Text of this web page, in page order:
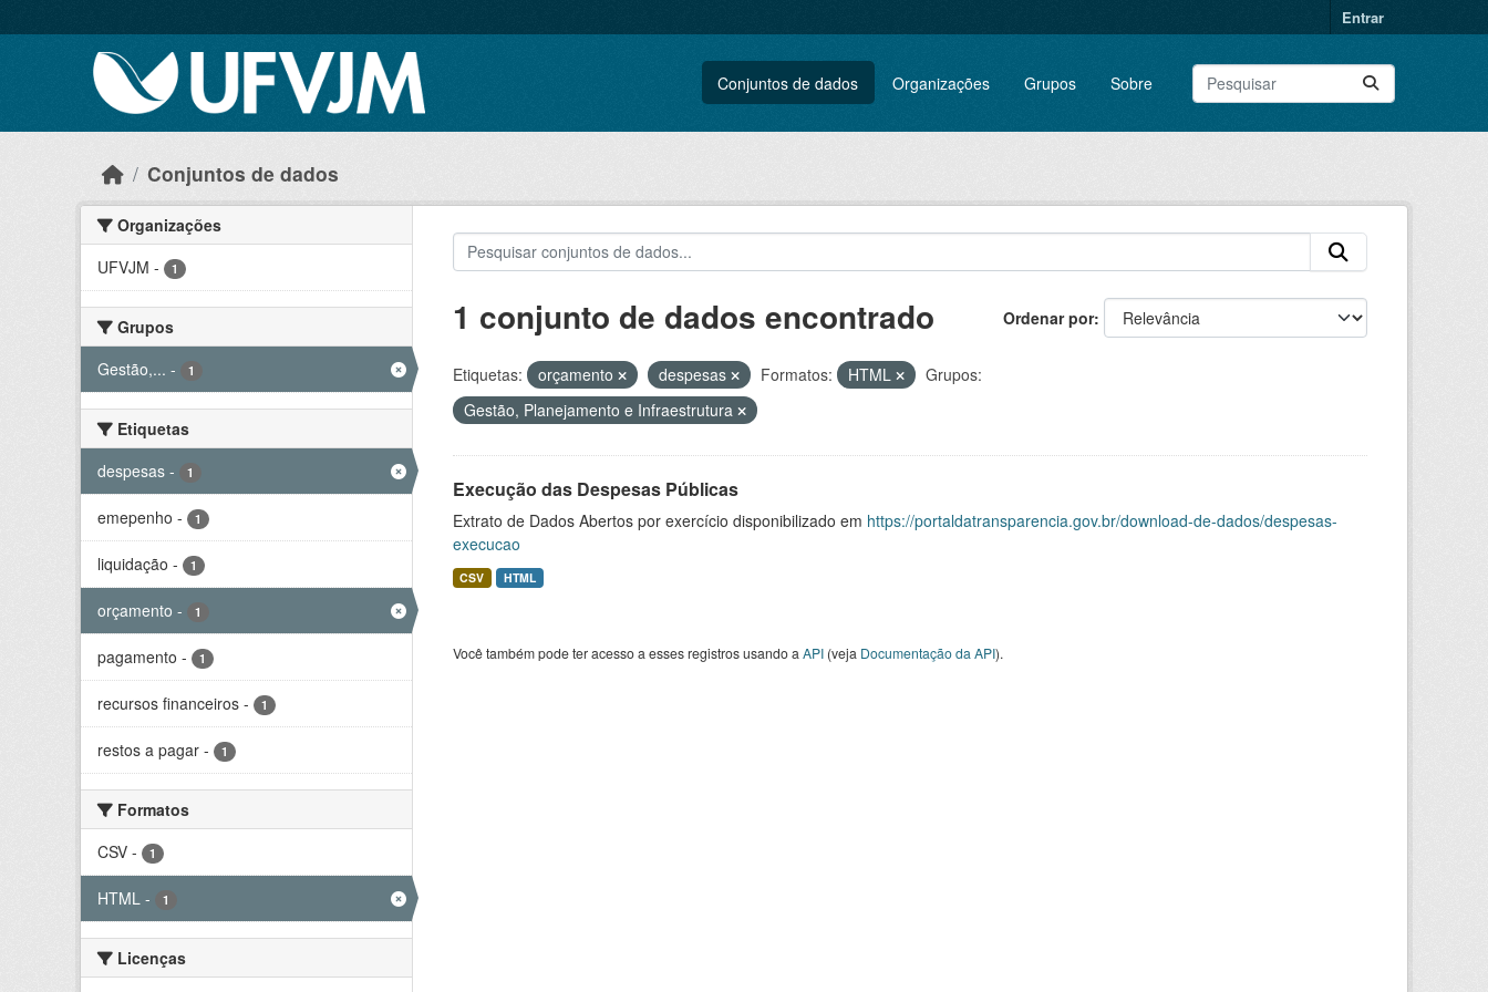
Entrar
Conjuntos de dados Organizações Grupos Sobre
Conjuntos de dados
Organizações
UFVJM - 1
Grupos
Gestão,... - 1
Etiquetas
despesas - 1
emepenho - 1
liquidação - 1
orçamento - 1
pagamento - 1
recursos financeiros - 1
restos a pagar - 1
Formatos
CSV - 1
HTML - 1
Licenças
Ordenar por
1 conjunto de dados encontrado
Etiquetas: orçamento despesas Formatos: HTML
Grupos:
Gestão, Planejamento e Infraestrutura
Execução das Despesas Públicas
Extrato de Dados Abertos por exercício disponibilizado em https://portaldatransparencia.gov.br/download-de-dados/despesas-
execucao
CSV HTML
Você também pode ter acesso a esses registros usando a API(veja Documentação da API).